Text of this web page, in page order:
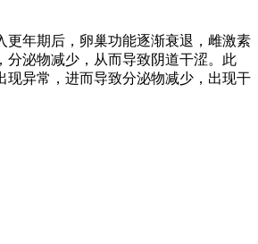
年期后，卵巢功能逐渐衰退，雌激素
分泌物减少，从而导致阴道干涩。此
异常，进而导致分泌物减少，出现干